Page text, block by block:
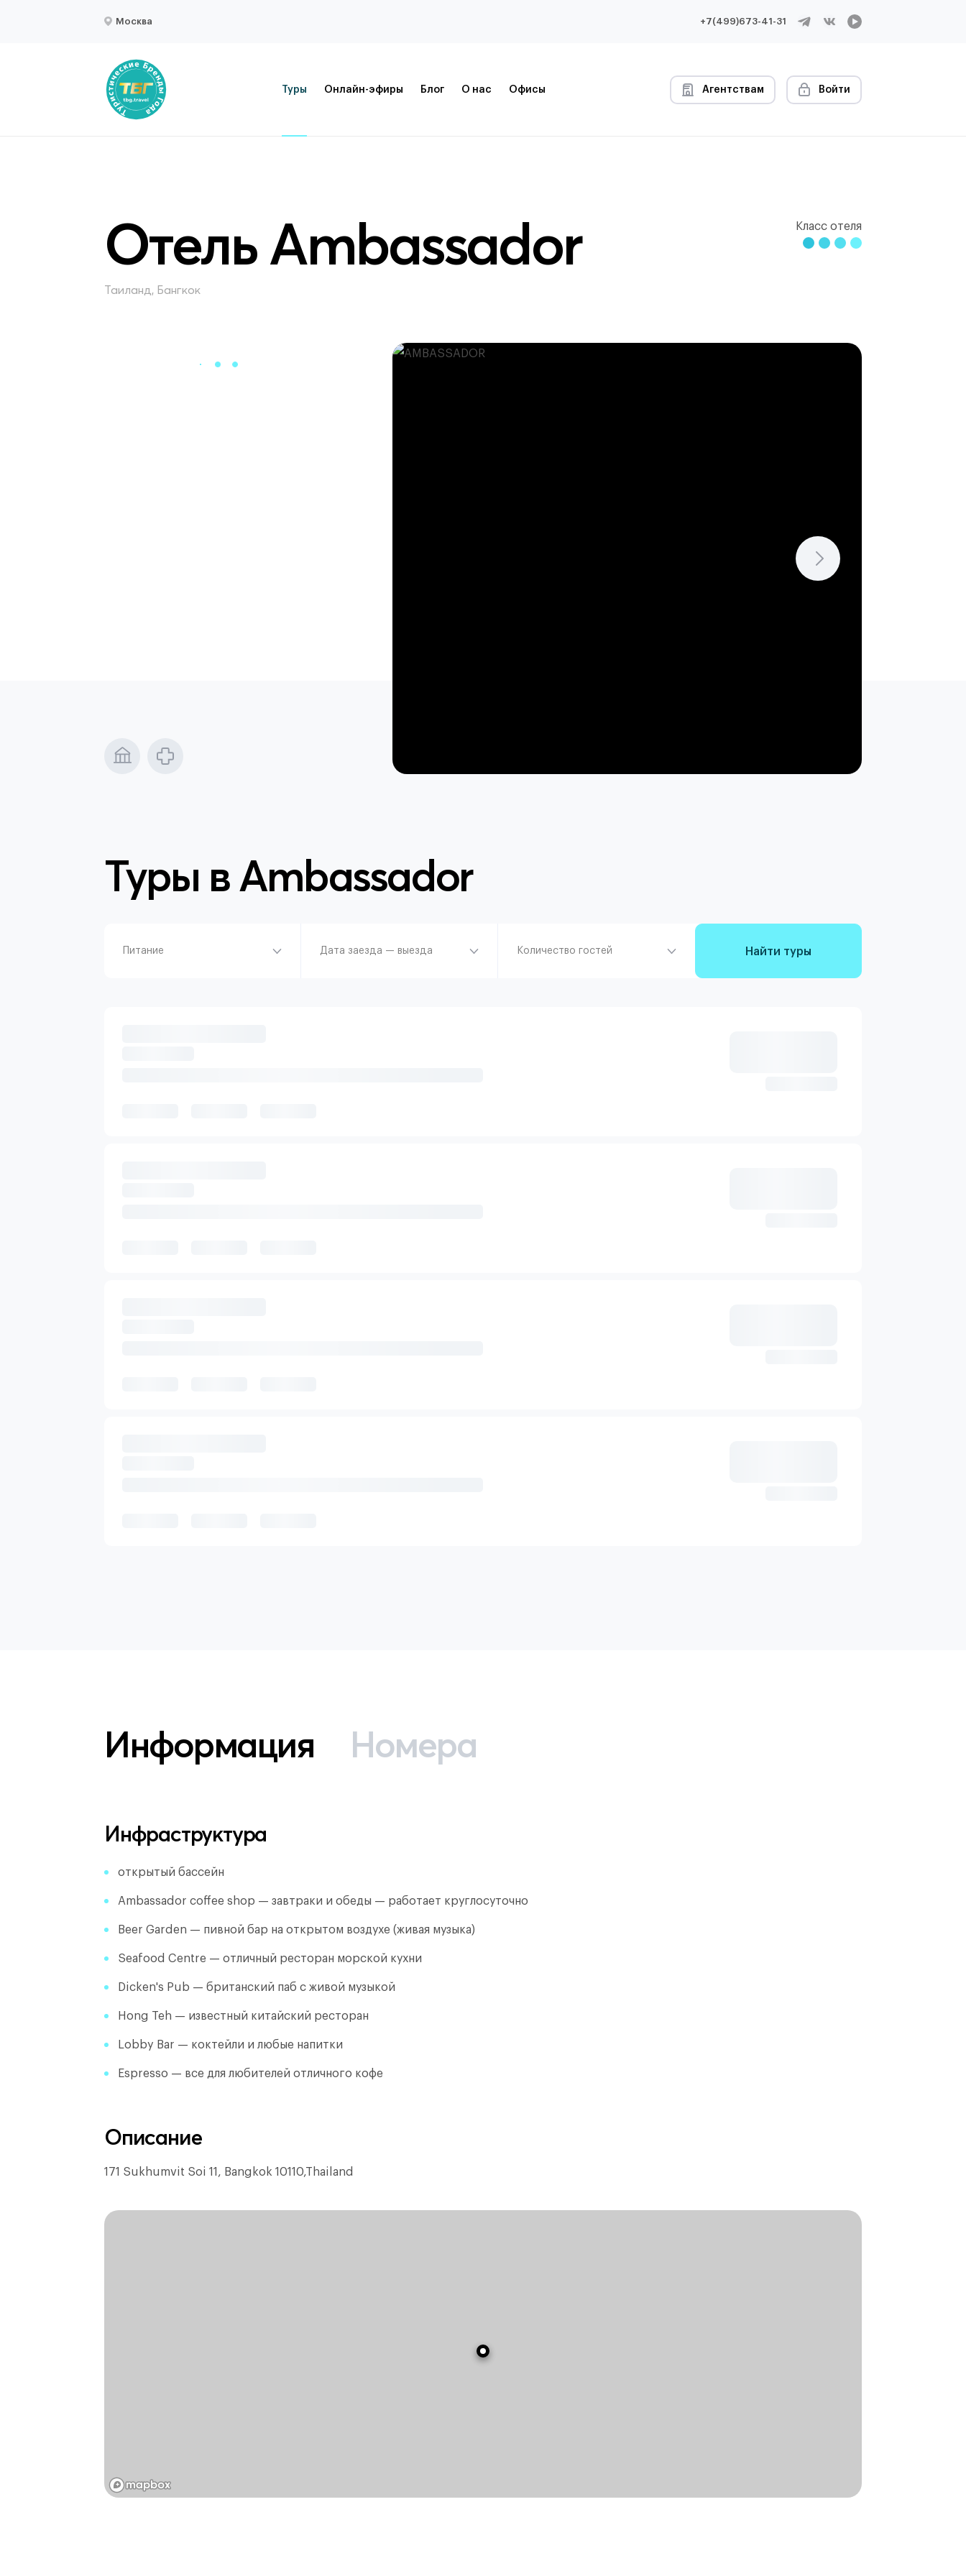
Москва +7(499)673-41-31
Туры Онлайн-эфиры Блог О нас Офисы Агентствам Войти
Отель Ambassador
Таиланд, Бангкок
Класс отеля
Туры вAmbassador
Питание Дата заезда — выезда Количество гостей Найти туры
Информация Номера
Инфраструктура
открытый бассейн
Ambassador coffee shop — завтраки и обеды — работает круглосуточно
Beer Garden — пивной бар на открытом воздухе (живая музыка)
Seafood Centre — отличный ресторан морской кухни
Dicken's Pub — британский паб с живой музыкой
Hong Teh — известный китайский ресторан
Lobby Bar — коктейли и любые напитки
Espresso — все для любителей отличного кофе
Описание
171 Sukhumvit Soi 11, Bangkok 10110,Thailand